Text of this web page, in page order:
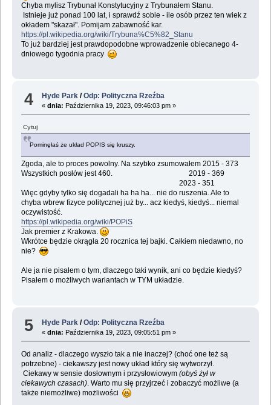
Chyba mylisz Trybunał Konstytucyjny z Trybunałem Stanu.
Istnieje już ponad 100 lat, i sprawdź sobie - ile osób przez ten wiek z
okładem "skazał". Pomijam zabawność kar.
https://pl.wikipedia.org/wiki/Trybuna%C5%82_Stanu
To już bardziej jest prawdopodobne wprowadzenie obiecanego 4-
dniowego tygodnia pracy
4 Hyde Park /Odp: Polityczna Rzeźba
«dnia: Października 19, 2023, 09:46:03 pm »
Cytuj
Pominęłaś że układ POPIS się kruszy.
Zgoda, ale to proces powolny. Na szybko zsumowałem 2015 - 373
Wszystkich posłów jest 460. 2019 - 369
2023 - 351
Więc gdyby tylko się dogadali ha ha ha... nie do ruszenia. Ale to
chyba wbrew fizyce politycznej już by... acz kiedyś, kiedyś... niemal
oczywistość.
https://pl.wikipedia.org/wiki/POPiS
Jak premier z Krakowa.
Wkrótce będzie okrągła 20 rocznica tej bajki. Całkiem niedawno, no
nie?
Ale ja nie pisałem o tym, dlaczego taki wynik, ani co będzie kiedyś?
Pisałem o możliwych wariantach w TYM układzie.
5 Hyde Park /Odp: Polityczna Rzeźba
«dnia: Października 19, 2023, 09:05:51 pm »
Od analiz - dlaczego wyszło tak a nie inaczej? (choć one też są
potrzebne) - ciekawszy jest nowy układ który się wytworzył.
Ciekawy w sensie dosłownym i przysłowiowym (obyś żył w
ciekawych czasach). Warto mu się przyjrzeć i zobaczyć możliwe (a
także niemożliwe) możliwości